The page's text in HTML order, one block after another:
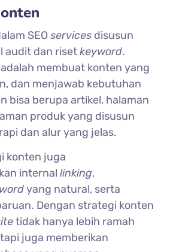
SEOservices disusun
audit dan risetkeyword.
membuat konten yang
dan menjawab kebutuhan
bisa berupa artikel, halaman
produk yang disusun
dan alur yang jelas.
konten juga
internallinking,
yang natural, serta
Dengan strategi konten
tidak hanya lebih ramah
juga memberikan